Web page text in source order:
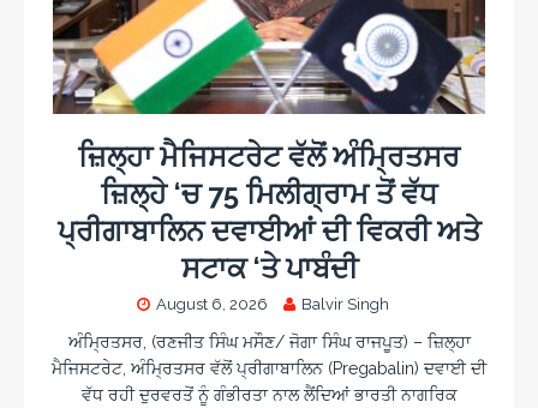
ਜ਼ਿਲ੍ਹਾ ਮੈਜਿਸਟਰੇਟ ਵੱਲੋਂ ਅੰਮ੍ਰਿਤਸਰ
ਜ਼ਿਲ੍ਹੇ ‘ਚ 75 ਮਿਲੀਗ੍ਰਾਮ ਤੋਂ ਵੱਧ
ਪ੍ਰੀਗਾਬਾਲਿਨ ਦਵਾਈਆਂ ਦੀ ਵਿਕਰੀ ਅਤੇ
ਸਟਾਕ ‘ਤੇ ਪਾਬੰਦੀ
August 6, 2026 Balvir Singh
ਅੰਮ੍ਰਿਤਸਰ, (ਰਣਜੀਤ ਸਿੰਘ ਮਸੌਣ/ ਜੋਗਾ ਸਿੰਘ ਰਾਜਪੂਤ) – ਜ਼ਿਲ੍ਹਾ
ਮੈਜਿਸਟਰੇਟ, ਅੰਮ੍ਰਿਤਸਰ ਵੱਲੋਂ ਪ੍ਰੀਗਾਬਾਲਿਨ (Pregabalin) ਦਵਾਈ ਦੀ
ਵੱਧ ਰਹੀ ਦੁਰਵਰਤੋਂ ਨੂੰ ਗੰਭੀਰਤਾ ਨਾਲ ਲੈਂਦਿਆਂ ਭਾਰਤੀ ਨਾਗਰਿਕ